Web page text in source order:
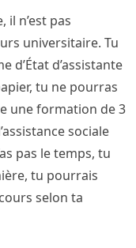
il n’est pas
universitaire. Tu
d’État d’assistante
tu ne pourras
une formation de 3
sociale
pas le temps, tu
tu pourrais
selon ta